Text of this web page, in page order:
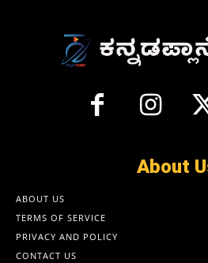
About
ABOUT US
TERMS OF SERVICE
PRIVACY AND POLICY
CONTACT US